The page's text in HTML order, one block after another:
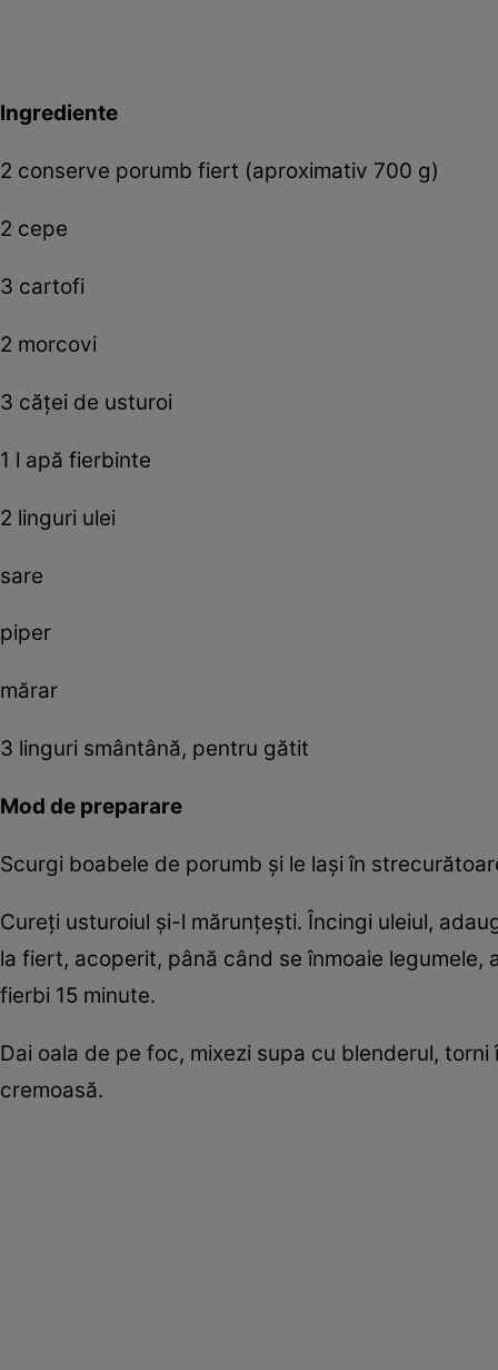
Ingrediente
2 conserve porumb fiert (aproximativ 700 g)
2 cepe
3 cartofi
2 morcovi
3 căței de usturoi
1 l apă fierbinte
2 linguri ulei
sare
piper
mărar
3 linguri smântână, pentru gătit
Mod de preparare
Scurgi boabele de porumb și le lași în
Cureți usturoiul și-l mărunțești. Încingi uleiul,
la fiert, acoperit, până când se înmoaie
fierbi 15 minute.
Dai oala de pe foc, mixezi supa cu blenderul,
cremoasă.